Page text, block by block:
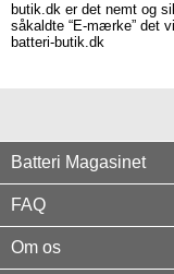
butik.dk er det nemt og
såkaldte “E-mærke” det
batteri-butik.dk
Batteri Magasinet
FAQ
Om os